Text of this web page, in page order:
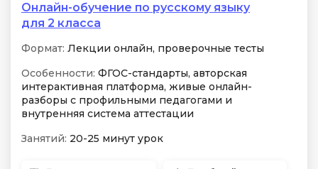
Онлайн-обучение по русскому языку
для 2 класса
Формат: Лекции онлайн, проверочные тесты
Особенности: ФГОС-стандарты, авторская
интерактивная платформа, живые онлайн-
разборы с профильными педагогами и
внутренняя система аттестации
Занятий: 20-25 минут урок